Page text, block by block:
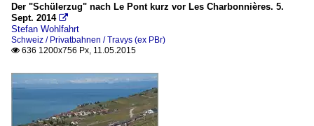
Der "Schülerzug" nach Le Pont kurz vor Les Charbonnières. 5.
Sept. 2014 
Stefan Wohlfahrt
Schweiz / Privatbahnen / Travys (ex PBr)
 636 1200x756 Px, 11.05.2015